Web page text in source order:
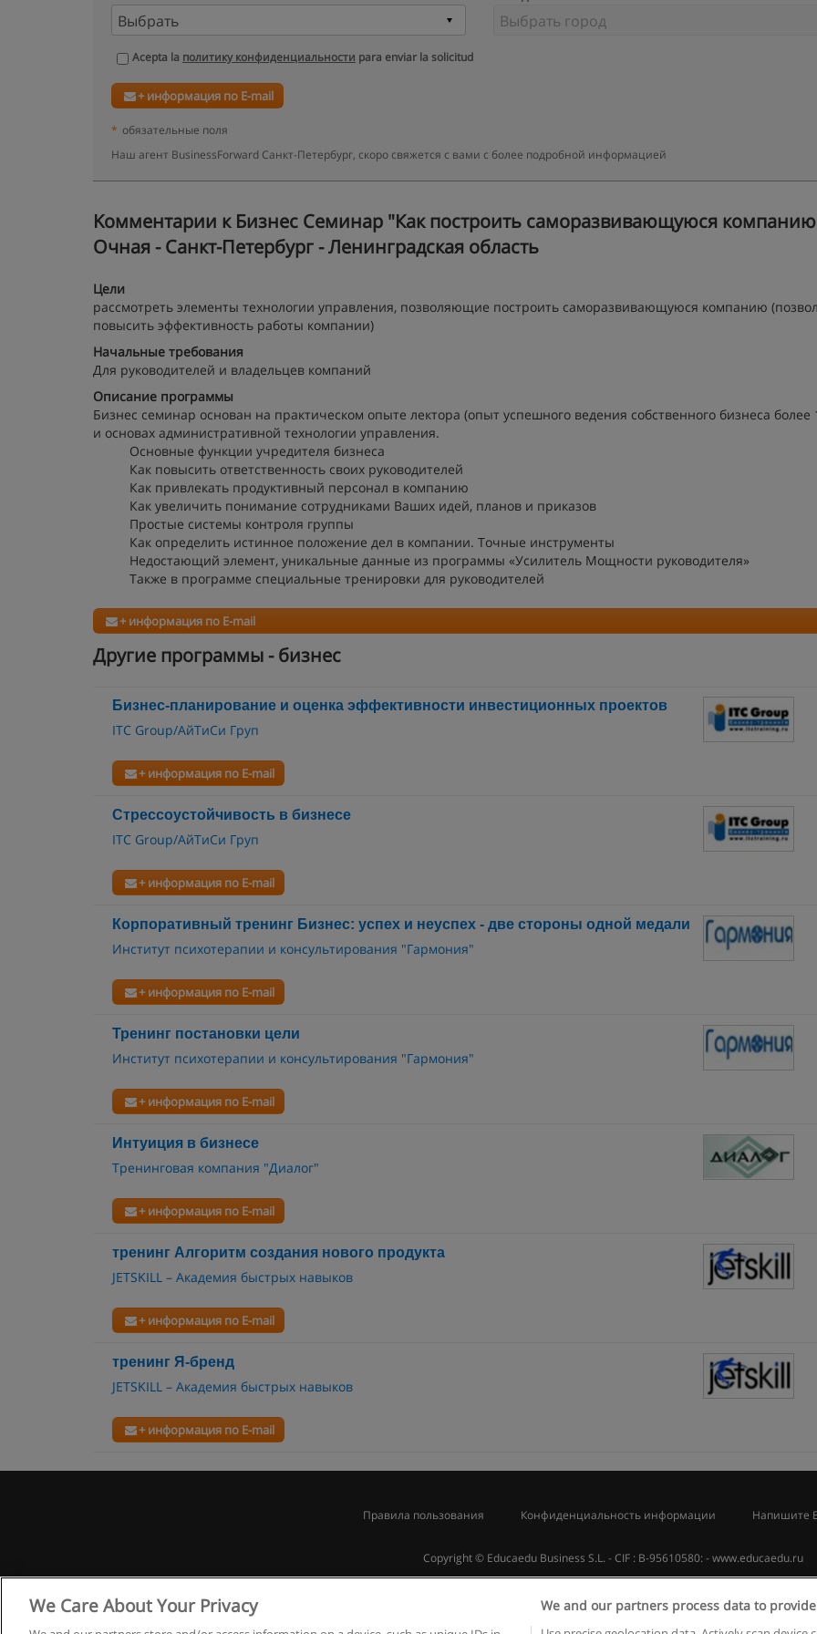
Acepta la политику конфиденциальности para enviar la solicitud
+ информация по E-mail
* обязательные поля
Наш агент BusinessForward Санкт-Петербург, скоро свяжется с вами с более подробной информацией
Kомментарии к Бизнес Семинар "Как построить саморазвивающуюся
Очная - Санкт-Петербург - Ленинградская область
Цели
рассмотреть элементы технологии управления, позволяющие построить саморазвивающуюся компанию
повысить эффективность работы компании)
Начальные требования
Для руководителей и владельцев компаний
Описание программы
Бизнес семинар основан на практическом опыте лектора (опыт успешного ведения собственного бизнеса более
и основах административной технологии управления.
Основные функции учредителя бизнеса
Как повысить ответственность своих руководителей
Как привлекать продуктивный персонал в компанию
Как увеличить понимание сотрудниками Ваших идей, планов и приказов
Простые системы контроля группы
Как определить истинное положение дел в компании. Точные инструменты
Недостающий элемент, уникальные данные из программы «Усилитель Мощности руководителя»
Также в программе специальные тренировки для руководителей
+ информация по E-mail
Другие программы - бизнес
Бизнес-планирование и оценка эффективности инвестиционных проектов
ITC Group/АйТиСи Груп
+ информация по E-mail
Стрессоустойчивость в бизнесе
ITC Group/АйТиСи Груп
+ информация по E-mail
Корпоративный тренинг Бизнес: успех и неуспех - две стороны одной медали
Институт психотерапии и консультирования "Гармония"
+ информация по E-mail
Тренинг постановки цели
Институт психотерапии и консультирования "Гармония"
+ информация по E-mail
Интуиция в бизнесе
Тренинговая компания "Диалог"
+ информация по E-mail
тренинг Алгоритм создания нового продукта
JETSKILL – Академия быстрых навыков
+ информация по E-mail
тренинг Я-бренд
JETSKILL – Академия быстрых навыков
+ информация по E-mail
Правила пользования Конфиденциальность информации Напишите
Copyright © Educaedu Business S.L. - CIF : B-95610580: - www.educaedu.ru
We Care About Your Privacy We and our partners process data to